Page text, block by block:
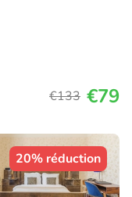
€133 €79
20% réduction